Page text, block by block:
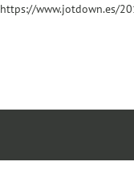
https://www.jotdown.es/